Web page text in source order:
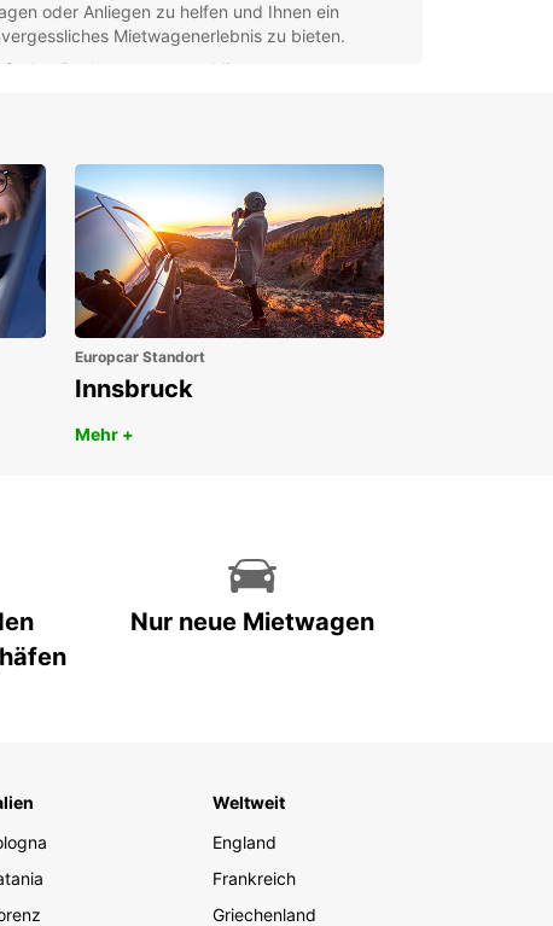
oder Anliegen zu helfen und Ihnen ein
Mietwagenerlebnis zu bieten.
Buchungsprozess: Mit unserer
bei der Abholung freuen.
Mietbedingungen: Bei Europcar verstehen
dass sich Reisepläne ändern können. Deshalb
wir flexible Mietbedingungen, damit Sie Ihren
in Senegal stressfrei genießen können.
Sie die faszinierenden Städte, Nationalparks
Senegals in Ihrem eigenen Tempo und mit
Komfort eines Mietfahrzeugs von Europcar. Planen
heute Ihre Reise und entdecken Sie die
dieses einzigartigen Landes! Europcar freut
darauf, Sie bei Ihrer Autovermietung in Senegal zu
Europcar Standort
Innsbruck
Mehr +
Nur neue Mietwagen
Weltweit
England
Frankreich
Griechenland